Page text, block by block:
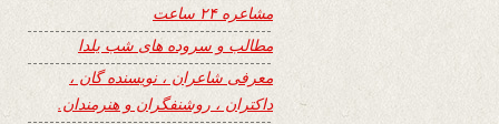
مشاعره ۲۴ ساعت
مطالب و سروده های شب یلدا
معرفی شاعران ، نویسنده گان ،
داکتران ، روشنفگران و هنرمندان.